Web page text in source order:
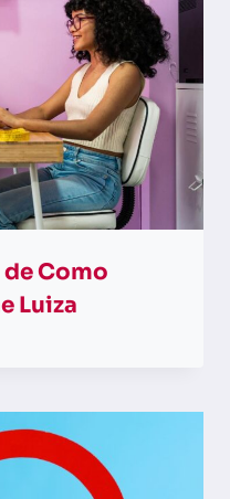
de Como
Luiza